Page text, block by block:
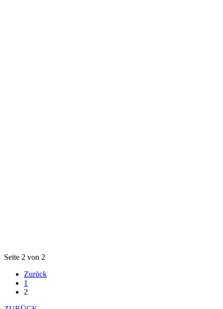
Seite 2 von 2
Zurück
1
2